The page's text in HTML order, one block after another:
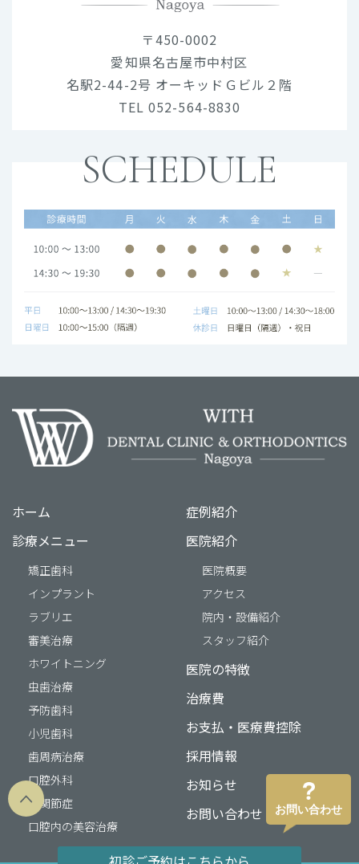
〒450-0002
愛知県名古屋市中村区
名駅2-44-2号 オーキッドＧビル２階
TEL 052-564-8830
SCHEDULE
ホーム
診療メニュー
矯正歯科
インプラント
ラブリエ
審美治療
ホワイトニング
虫歯治療
予防歯科
小児歯科
歯周病治療
口腔外科
顎関節症
口腔内の美容治療
症例紹介
医院紹介
医院概要
アクセス
院内・設備紹介
スタッフ紹介
医院の特徴
治療費
お支払・医療費控除
採用情報
お知らせ
お問い合わせ
お問い合わせ